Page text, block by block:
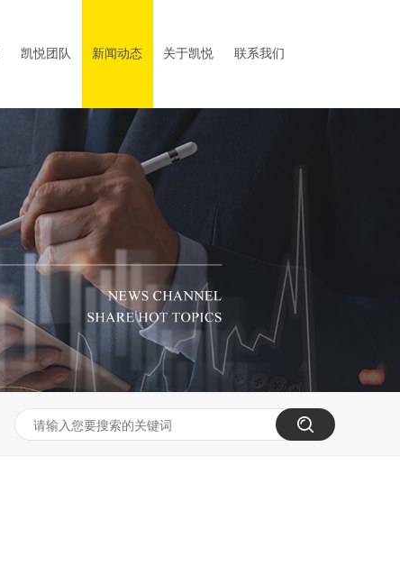
凯悦团队 新闻动态 关于凯悦 联系我们